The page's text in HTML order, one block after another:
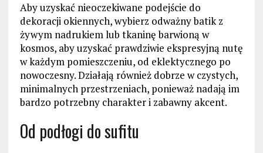
Aby uzyskać nieoczekiwane podejście do
dekoracji okiennych, wybierz odważny batik z
żywym nadrukiem lub tkaninę barwioną w
kosmos, aby uzyskać prawdziwie ekspresyjną nutę
w każdym pomieszczeniu, od eklektycznego po
nowoczesny. Działają również dobrze w czystych,
minimalnych przestrzeniach, ponieważ nadają im
bardzo potrzebny charakter i zabawny akcent.
Od podłogi do sufitu